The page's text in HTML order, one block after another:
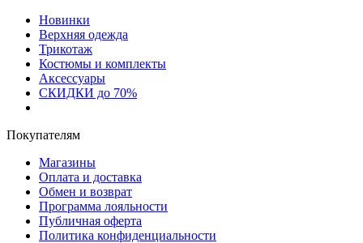
Новинки
Верхняя одежда
Трикотаж
Костюмы и комплекты
Аксессуары
СКИДКИ до 70%
Покупателям
Магазины
Оплата и доставка
Обмен и возврат
Программа лояльности
Публичная оферта
Политика конфиденциальности